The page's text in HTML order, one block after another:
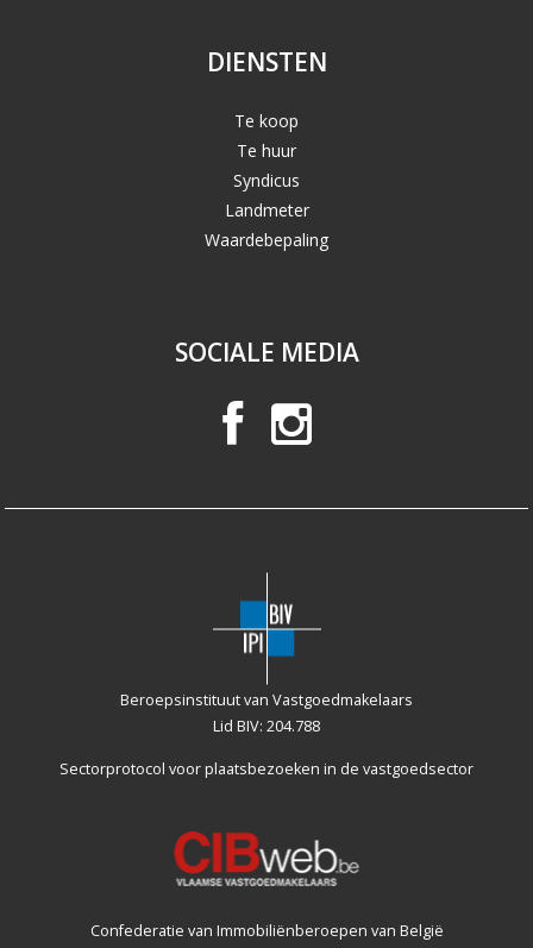
DIENSTEN
Te koop
Te huur
Syndicus
Landmeter
Waardebepaling
SOCIALE MEDIA
Beroepsinstituut van Vastgoedmakelaars
Lid BIV: 204.788
Sectorprotocol voor plaatsbezoeken in de vastgoedsector
Confederatie van Immobiliënberoepen van België